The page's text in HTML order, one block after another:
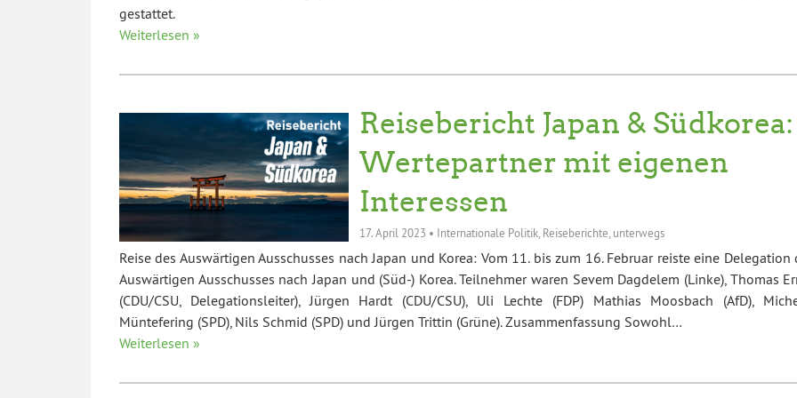
gestattet.
Weiterlesen »
Reisebericht Japan & Südkorea:
Wertepartner mit eigenen
Interessen
17. April 2023 • Internationale Politik, Reiseberichte unterwegs
Reise des Auswärtigen Ausschusses nach Japan und Korea: Vom 11. bis zum 16. Februar reiste eine Delegation
Auswärtigen Ausschusses nach Japan und (Süd-) Korea. Teilnehmer waren Sevem Dagdelem (Linke), Thomas
(CDU/CSU, Delegationsleiter), Jürgen Hardt (CDU/CSU), Uli Lechte (FDP) Mathias Moosbach (AfD),
Müntefering (SPD), Nils Schmid (SPD) und Jürgen Trittin (Grüne). Zusammenfassung Sowohl…
Weiterlesen »